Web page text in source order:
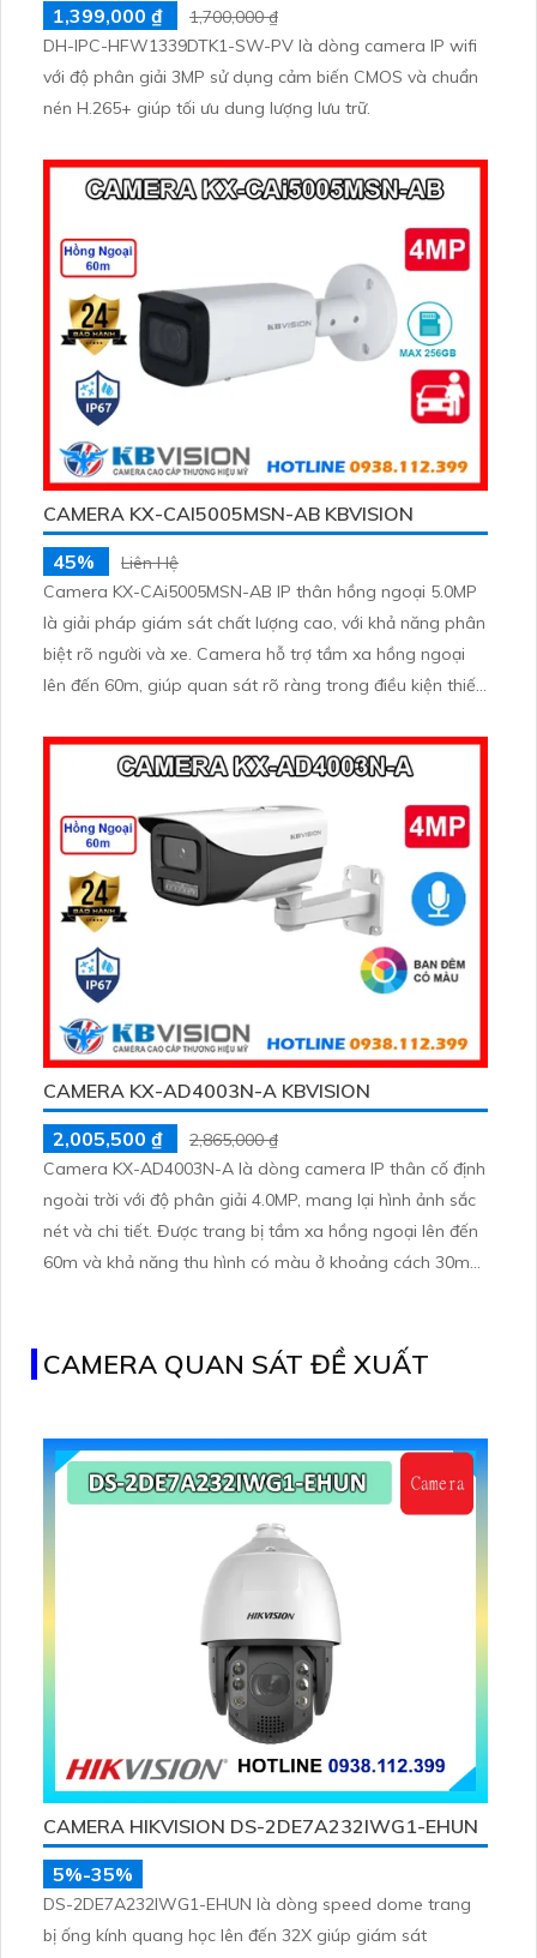
1,399,000 ₫
1,700,000 ₫
DH-IPC-HFW1339DTK1-SW-PV là dòng camera IP wifi
với độ phân giải 3MP sử dụng cảm biến CMOS và chuẩn
nén H.265+ giúp tối ưu dung lượng lưu trữ.
CAMERA KX-CAI5005MSN-AB KBVISION
45%
Liên Hệ
Camera KX-CAi5005MSN-AB IP thân hồng ngoại 5.0MP
là giải pháp giám sát chất lượng cao, với khả năng phân
biệt rõ người và xe. Camera hỗ trợ tầm xa hồng ngoại
lên đến 60m, giúp quan sát rõ ràng trong điều kiện thiếu
256GB, lưu trữ dữ liệu dài hạn một cách dễ dàng
CAMERA KX-AD4003N-A KBVISION
2,005,500 ₫
2,865,000 ₫
Camera KX-AD4003N-A là dòng camera IP thân cố định
ngoài trời với độ phân giải 4.0MP, mang lại hình ảnh sắc
nét và chi tiết. Được trang bị tầm xa hồng ngoại lên đến
60m và khả năng thu hình có màu ở khoảng cách 30m
CAMERA QUAN SÁT ĐỀ XUẤT
CAMERA HIKVISION DS-2DE7A232IWG1-EHUN
5%-35%
DS-2DE7A232IWG1-EHUN là dòng speed dome trang
bị ống kính quang học lên đến 32X giúp giám sát